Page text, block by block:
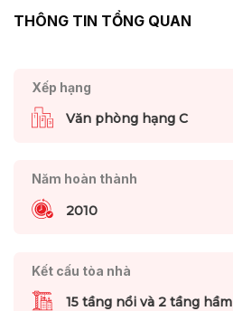
THÔNG TIN TỔNG QUAN
Xếp hạng
Văn phòng hạng C
Năm hoàn thành
2010
Kết cấu tòa nhà
15 tầng nổi và 2 tầng hầm